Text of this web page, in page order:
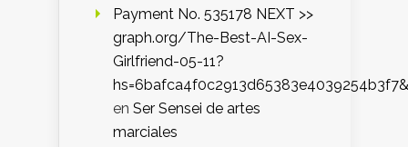
Payment No. 535178 NEXT >>
graph.org/The-Best-AI-Sex-
Girlfriend-05-11?
hs=6bafca4f0c2913d65383e4039254b3f7&
en Ser Sensei de artes
marciales